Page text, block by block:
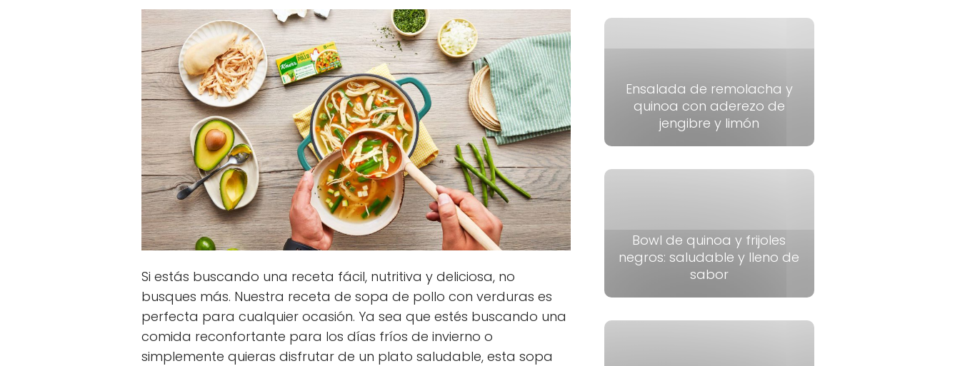
Si estás buscando una receta fácil, nutritiva y deliciosa, no
busques más. Nuestra receta de sopa de pollo con verduras es
perfecta para cualquier ocasión. Ya sea que estés buscando una
comida reconfortante para los días fríos de invierno o
simplemente quieras disfrutar de un plato saludable, esta sopa
Ensalada de remolacha y
quinoa con aderezo de
jengibre y limón
Bowl de quinoa y frijoles
negros: saludable y lleno de
sabor